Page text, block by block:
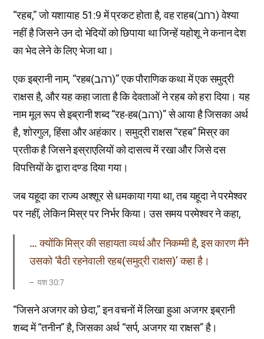
“रहब,” जो यशायाह 51:9 में प्रकट होता है, वह राहब(רחב) वेश्या
नहीं है जिसने उन दो भेदियों को छिपाया था जिन्हें यहोशू ने कनान देश
का भेद लेने के लिए भेजा था।
एक इब्रानी नाम, “रहब(רהב)” एक पौराणिक कथा में एक समुद्री
राक्षस है, और यह कहा जाता है कि देवताओं ने रहब को हरा दिया। यह
नाम मूल रूप से इब्रानी शब्द “रह-हब(רהב)” से आया है जिसका अर्थ
है, शोरगुल, हिंसा और अहंकार। समुद्री राक्षस “रहब” मिस्र का
प्रतीक है जिसने इस्राएलियों को दासत्व में रखा और जिसे दस
विपत्तियों के द्वारा दण्ड दिया गया।
जब यहूदा का राज्य अश्शूर से धमकाया गया था, तब यहूदा ने परमेश्वर
पर नहीं, लेकिन मिस्र पर निर्भर किया। उस समय परमेश्वर ने कहा,
… क्योंकि मिस्र की सहायता व्यर्थ और निकम्मी है, इस कारण मैंने
उसको ‘बैठी रहनेवाली रहब(समुद्री राक्षस)’ कहा है।
यश 30:7
“जिसने अजगर को छेदा,” इन वचनों में लिखा हुआ अजगर इब्रानी
शब्द में “तनीन” है, जिसका अर्थ “सर्प, अजगर या राक्षस” है।